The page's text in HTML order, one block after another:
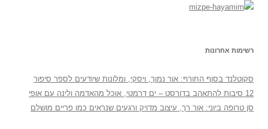
רשימות אחרונות
סקוטלנד בסוף החורף: אור נמוך, ויסקי, ומלונות שיודעים לספר סיפור
12 סיבות להתאהב בדורסט – ים דרמטי, אוכל מהאדמה ולינה עם אופי
סן טרופה ביוני: אור רך, עיצוב מדויק ורגעים שנראים כמו פריים מושלם